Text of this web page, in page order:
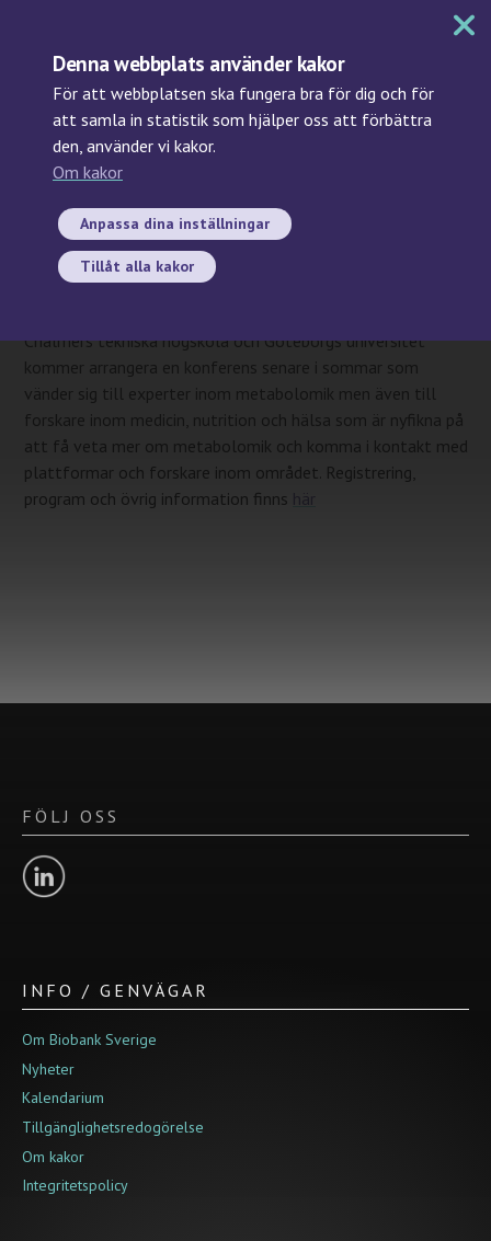
Denna webbplats använder kakor
För att webbplatsen ska fungera bra för dig och för
att samla in statistik som hjälper oss att förbättra
den, använder vi kakor.
Om kakor
Anpassa dina inställningar
Tillåt alla kakor
2017-06-28
Swedish Metabolomics
Conference, Göteborg, 23-24
Chalmers tekniska högskola och Göteborgs universitet
kommer arrangera en konferens senare i sommar som
vänder sig till experter inom metabolomik men även till
forskare inom medicin, nutrition och hälsa som är nyfikna på
att få veta mer om metabolomik och komma i kontakt med
plattformar och forskare inom området. Registrering,
program och övrig information finns
FÖLJ OSS
INFO / GENVÄGAR
Om Biobank Sverige
Nyheter
Kalendarium
Tillgänglighetsredogörelse
Om kakor
Integritetspolicy